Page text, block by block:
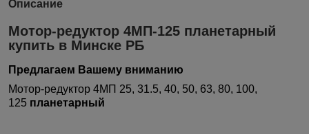
Описание
Мотор-редуктор 4МП-125 планетарный
купить в Минске РБ
Предлагаем Вашему вниманию
Мотор-редуктор 4МП 25, 31.5, 40, 50, 63, 80, 100,
125 планетарный